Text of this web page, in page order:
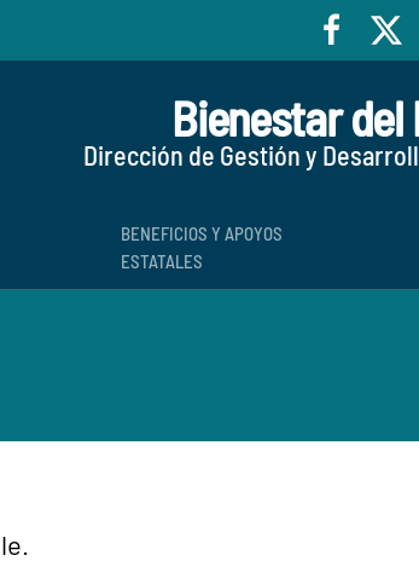
Bienestar del
Dirección de Gestión y
BENEFICIOS Y APOYOS
ESTATALES